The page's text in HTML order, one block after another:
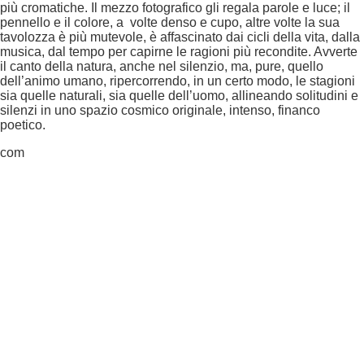
più cromatiche. Il mezzo fotografico gli regala parole e luce; il
pennello e il colore, a volte denso e cupo, altre volte la sua
tavolozza è più mutevole, è affascinato dai cicli della vita, dalla
musica, dal tempo per capirne le ragioni più recondite. Avverte
il canto della natura, anche nel silenzio, ma, pure, quello
dell’animo umano, ripercorrendo, in un certo modo, le stagioni
sia quelle naturali, sia quelle dell’uomo, allineando solitudini e
silenzi in uno spazio cosmico originale, intenso, financo
poetico.
com